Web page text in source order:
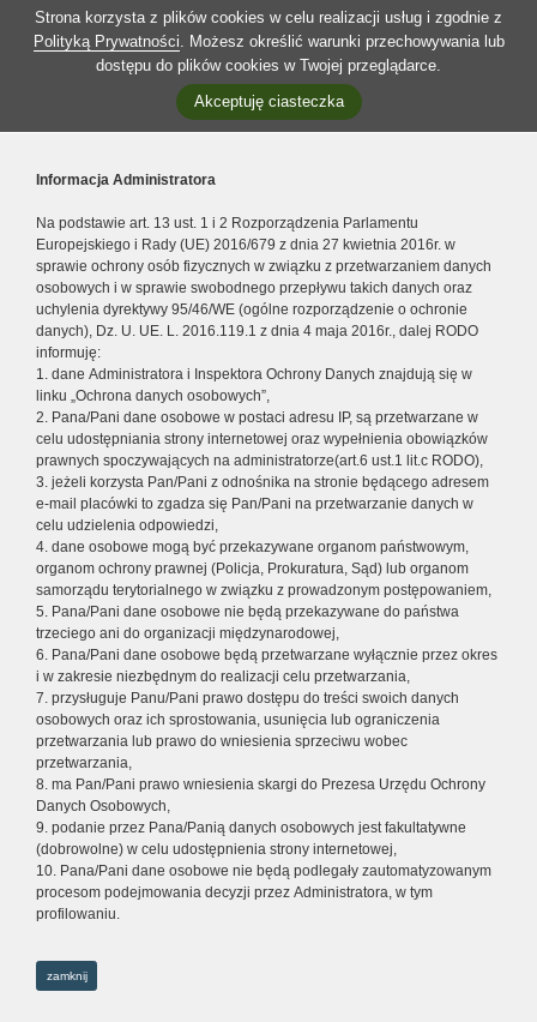
Strona korzysta z plików cookies w celu realizacji usług i zgodnie z
Polityką Prywatności. Możesz określić warunki przechowywania lub
dostępu do plików cookies w Twojej przeglądarce.
Akceptuję ciasteczka
Informacja Administratora
Na podstawie art. 13 ust. 1 i 2 Rozporządzenia Parlamentu
Europejskiego i Rady (UE) 2016/679 z dnia 27 kwietnia 2016r. w
sprawie ochrony osób fizycznych w związku z przetwarzaniem danych
osobowych i w sprawie swobodnego przepływu takich danych oraz
uchylenia dyrektywy 95/46/WE (ogólne rozporządzenie o ochronie
danych), Dz. U. UE. L. 2016.119.1 z dnia 4 maja 2016r., dalej RODO
informuję:
1. dane Administratora i Inspektora Ochrony Danych znajdują się w
linku „Ochrona danych osobowych”,
2. Pana/Pani dane osobowe w postaci adresu IP, są przetwarzane w
celu udostępniania strony internetowej oraz wypełnienia obowiązków
prawnych spoczywających na administratorze(art.6 ust.1 lit.c RODO),
3. jeżeli korzysta Pan/Pani z odnośnika na stronie będącego adresem
e-mail placówki to zgadza się Pan/Pani na przetwarzanie danych w
celu udzielenia odpowiedzi,
4. dane osobowe mogą być przekazywane organom państwowym,
organom ochrony prawnej (Policja, Prokuratura, Sąd) lub organom
samorządu terytorialnego w związku z prowadzonym postępowaniem,
5. Pana/Pani dane osobowe nie będą przekazywane do państwa
trzeciego ani do organizacji międzynarodowej,
6. Pana/Pani dane osobowe będą przetwarzane wyłącznie przez okres
i w zakresie niezbędnym do realizacji celu przetwarzania,
7. przysługuje Panu/Pani prawo dostępu do treści swoich danych
osobowych oraz ich sprostowania, usunięcia lub ograniczenia
przetwarzania lub prawo do wniesienia sprzeciwu wobec
przetwarzania,
8. ma Pan/Pani prawo wniesienia skargi do Prezesa Urzędu Ochrony
Danych Osobowych,
9. podanie przez Pana/Panią danych osobowych jest fakultatywne
(dobrowolne) w celu udostępnienia strony internetowej,
10. Pana/Pani dane osobowe nie będą podlegały zautomatyzowanym
procesom podejmowania decyzji przez Administratora, w tym
profilowaniu.
zamknij